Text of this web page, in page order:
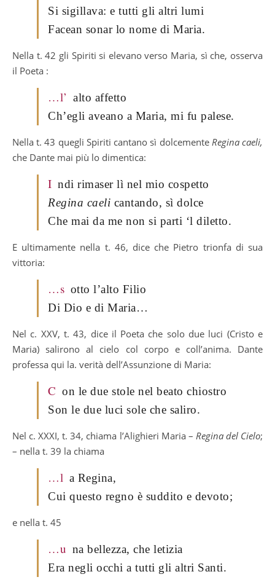
Si sigillava: e tutti gli altri lumi
Facean sonar lo nome di Maria.
Nella t. 42 gli Spiriti si elevano verso Maria, sì che, osserva
il Poeta :
…l’ alto affetto
Ch’egli aveano a Maria, mi fu palese.
Nella t. 43 quegli Spiriti cantano sì dolcemente Regina caeli,
che Dante mai più lo dimentica:
I ndi rimaser lì nel mio cospetto
Regina caeli cantando, sì dolce
Che mai da me non si parti ‘l diletto.
E ultimamente nella t. 46, dice che Pietro trionfa di sua
vittoria:
…s otto l’alto Filio
Di Dio e di Maria…
Nel c. XXV, t. 43, dice il Poeta che solo due luci (Cristo e
Maria) salirono al cielo col corpo e coll’anima. Dante
professa qui la. verità dell’Assunzione di Maria:
C on le due stole nel beato chiostro
Son le due luci sole che saliro.
Nel c. XXXI, t. 34, chiama l’Alighieri Maria – Regina del Cielo;
– nella t. 39 la chiama
…l a Regina,
Cui questo regno è suddito e devoto;
e nella t. 45
…u na bellezza, che letizia
Era negli occhi a tutti gli altri Santi.